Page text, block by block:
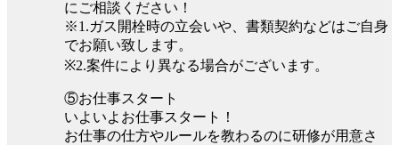
にご相談ください！
※1.ガス開栓時の立会いや、書類契約などはご自身
でお願い致します。
※2.案件により異なる場合がございます。
⑤お仕事スタート
いよいよお仕事スタート！
お仕事の仕方やルールを教わるのに研修が用意さ